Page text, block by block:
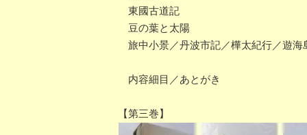
東國古道記
豆の葉と太陽
旅中小景／丹波市記／樺太紀行／遊海
内容細目／あとがき
【第三巻】